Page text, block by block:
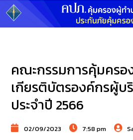
คณะกรรมการคุ้มครอ
เกียรติบัตรองค์กรผู้
ประจำปี 2566
02/09/2023 7:58 pm